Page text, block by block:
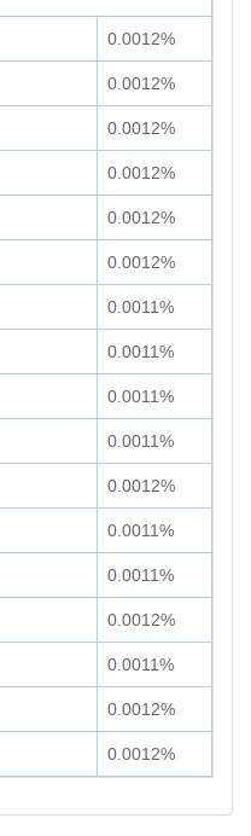
0.0012%
0.0012%
0.0012%
0.0012%
0.0012%
0.0012%
0.0011%
0.0011%
0.0011%
0.0011%
0.0012%
0.0011%
0.0011%
0.0012%
0.0011%
0.0012%
0.0012%